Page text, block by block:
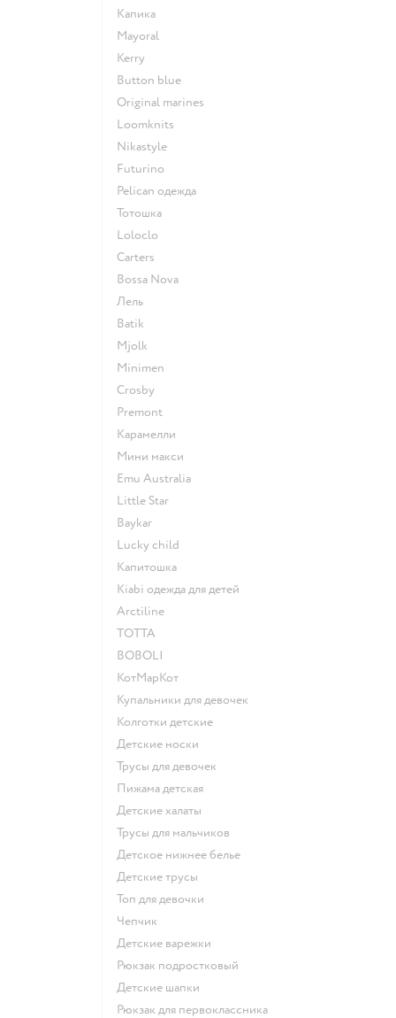
Капика
Mayoral
Kerry
Button blue
Original marines
Loomknits
Nikastyle
Futurino
Pelican одежда
Тотошка
Loloclo
Сarters
Bossa Nova
Лель
Batik
Mjolk
Minimen
Crosby
Premont
Карамелли
Мини макси
Emu Australia
Little Star
Baykar
Lucky child
Капитошка
Kiabi одежда для детей
Arctiline
ТОТТА
BOBOLI
КотМарКот
Купальники для девочек
Колготки детские
Детские носки
Трусы для девочек
Пижама детская
Детские халаты
Трусы для мальчиков
Детское нижнее белье
Детские трусы
Топ для девочки
Чепчик
Детские варежки
Рюкзак подростковый
Детские шапки
Рюкзак для первоклассника